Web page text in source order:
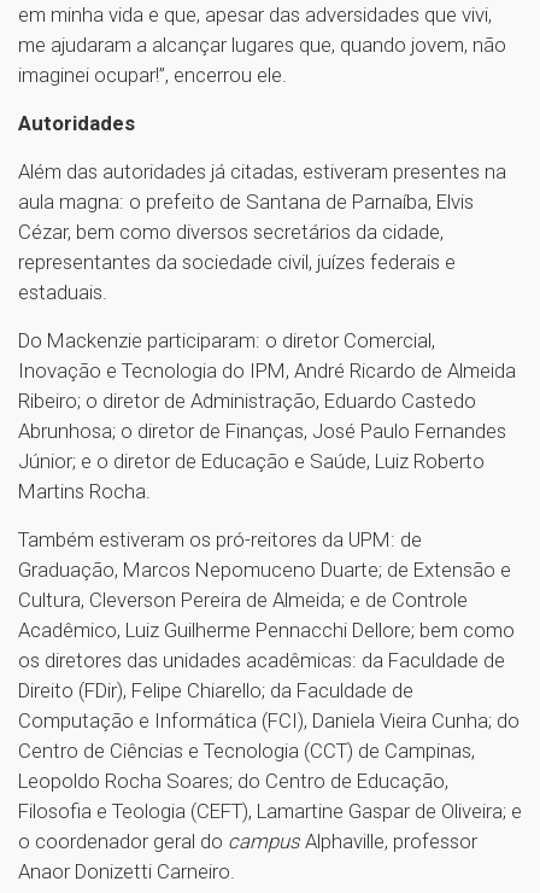
em minha vida e que, apesar das adversidades que vivi,
me ajudaram a alcançar lugares que, quando jovem, não
imaginei ocupar!”, encerrou ele.
Autoridades
Além das autoridades já citadas, estiveram presentes na
aula magna: o prefeito de Santana de Parnaíba, Elvis
Cézar, bem como diversos secretários da cidade,
representantes da sociedade civil, juízes federais e
estaduais.
Do Mackenzie participaram: o diretor Comercial,
Inovação e Tecnologia do IPM, André Ricardo de Almeida
Ribeiro; o diretor de Administração, Eduardo Castedo
Abrunhosa; o diretor de Finanças, José Paulo Fernandes
Júnior; e o diretor de Educação e Saúde, Luiz Roberto
Martins Rocha.
Também estiveram os pró-reitores da UPM: de
Graduação, Marcos Nepomuceno Duarte; de Extensão e
Cultura, Cleverson Pereira de Almeida; e de Controle
Acadêmico, Luiz Guilherme Pennacchi Dellore; bem como
os diretores das unidades acadêmicas: da Faculdade de
Direito (FDir), Felipe Chiarello; da Faculdade de
Computação e Informática (FCI), Daniela Vieira Cunha; do
Centro de Ciências e Tecnologia (CCT) de Campinas,
Leopoldo Rocha Soares; do Centro de Educação,
Filosofia e Teologia (CEFT), Lamartine Gaspar de Oliveira; e
o coordenador geral do campus Alphaville, professor
Anaor Donizetti Carneiro.